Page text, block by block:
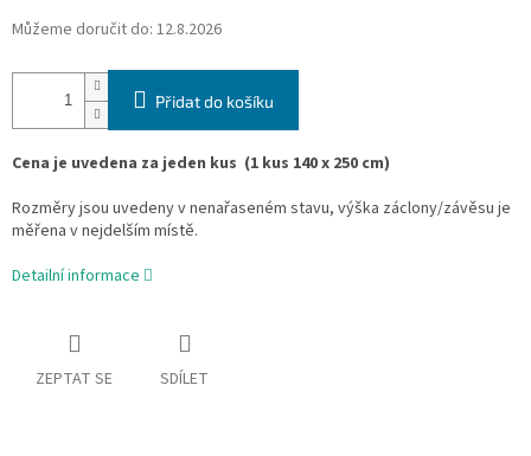
Můžeme doručit do: 12.8.2026
Přidat do košíku
Cena je uvedena za jeden kus (1 kus 140 x 250 cm)
Rozměry jsou uvedeny v nenařaseném stavu, výška záclony/závěsu je
měřena v nejdelším místě.
Detailní informace
ZEPTAT SE SDÍLET